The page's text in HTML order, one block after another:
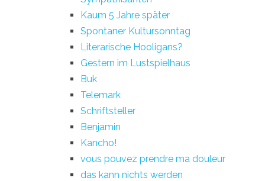
Kaum 5 Jahre später
Spontaner Kultursonntag
Literarische Hooligans?
Gestern im Lustspielhaus
Buk
Telemark
Schriftsteller
Benjamin
Kancho!
vous pouvez prendre ma douleur
das kann nichts werden